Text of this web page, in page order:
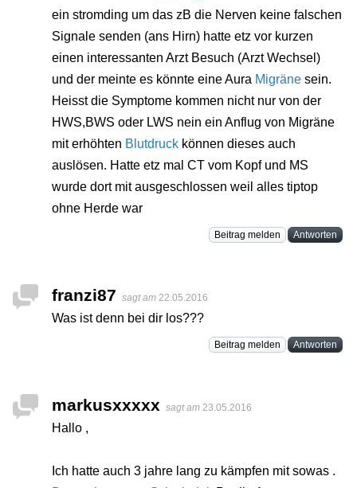
ein stromding um das zB die Nerven keine falschen
Signale senden (ans Hirn) hatte etz vor kurzen
einen interessanten Arzt Besuch (Arzt Wechsel)
und der meinte es könnte eine Aura Migräne sein.
Heisst die Symptome kommen nicht nur von der
HWS,BWS oder LWS nein ein Anflug von Migräne
mit erhöhten Blutdruck können dieses auch
auslösen. Hatte etz mal CT vom Kopf und MS
wurde dort mit ausgeschlossen weil alles tiptop
ohne Herde war
Beitrag melden Antworten
franzi87 sagt am 22.05.2016
Was ist denn bei dir los???
Beitrag melden Antworten
markusxxxxx sagt am 23.05.2016
Hallo ,
Ich hatte auch 3 jahre lang zu kämpfen mit sowas .